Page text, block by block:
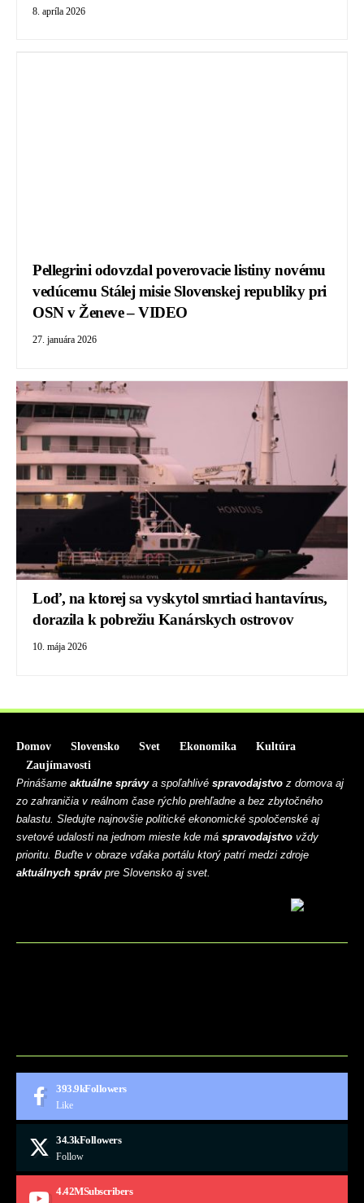
8. apríla 2026
Pellegrini odovzdal poverovacie listiny novému
vedúcemu Stálej misie Slovenskej republiky pri
OSN v Ženeve – VIDEO
27. januára 2026
Loď, na ktorej sa vyskytol smrtiaci hantavírus,
dorazila k pobrežiu Kanárskych ostrovov
10. mája 2026
Domov Slovensko Svet Ekonomika
Kultúra
Zaujímavosti
Prinášame aktuálne správya spoľahlivé spravodajstvo z domova aj
zo zahraničia v reálnom čase rýchlo prehľadne a bez zbytočného
balastu. Sledujte najnovšie politické ekonomické spoločenské aj
svetové udalosti na jednom mieste kde má spravodajstvo vždy
prioritu. Buďte v obraze vďaka portálu ktorý patrí medzi zdroje
aktuálnych správpre Slovensko aj svet.
393.9kFollowers
Like
34.3kFollowers
Follow
4.42MSubscribers